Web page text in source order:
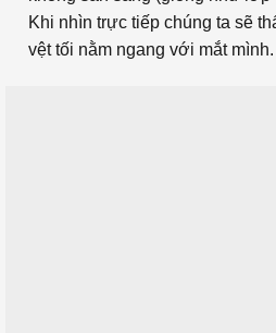
Khi nhìn trực tiếp chúng ta sẽ
vệt tối nằm ngang với mắt mình.